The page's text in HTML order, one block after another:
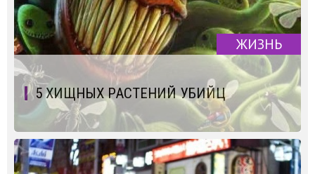
ЖИЗНЬ
5 ХИЩНЫХ РАСТЕНИЙ УБИЙЦ